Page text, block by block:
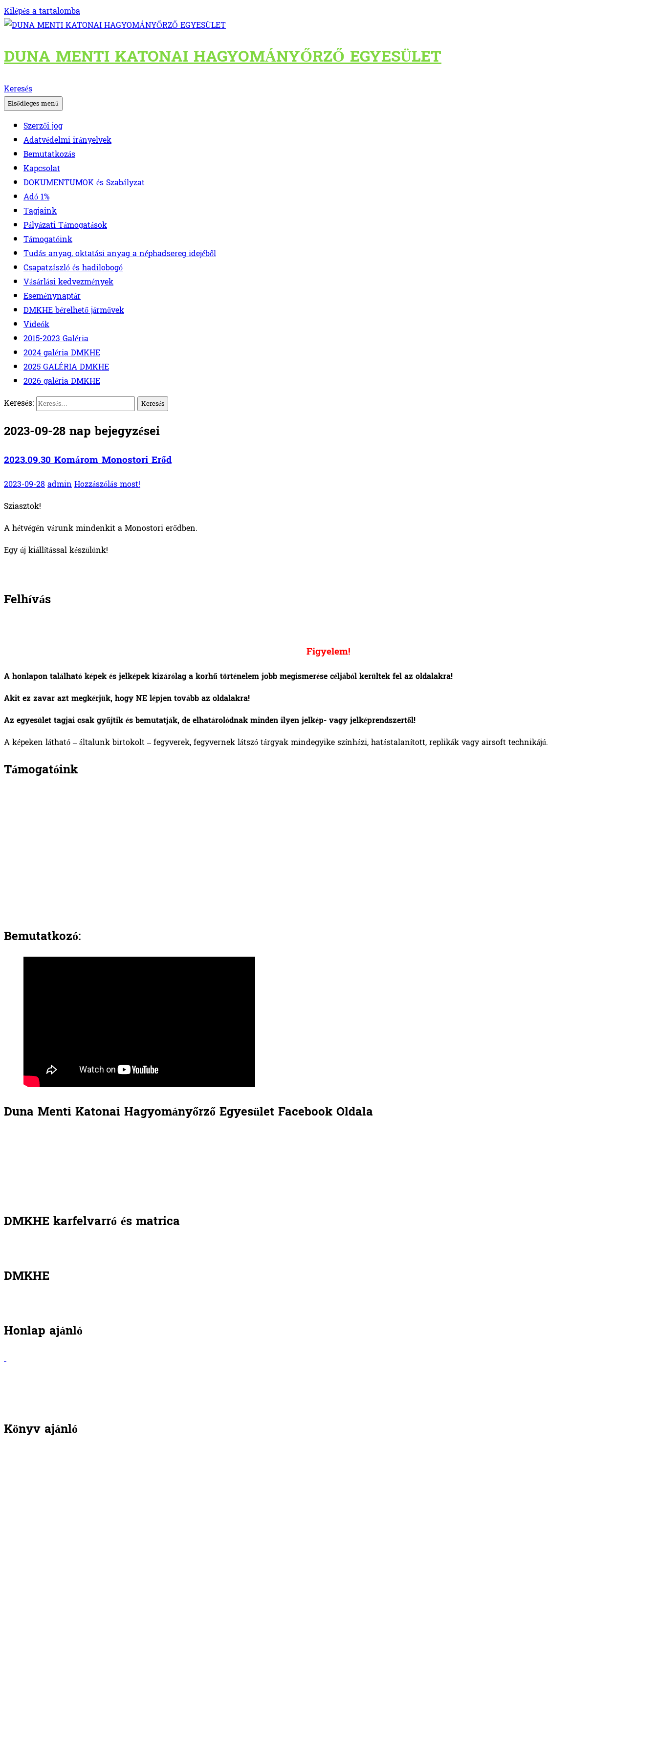
Kilépés a tartalomba
DUNA MENTI KATONAI HAGYOMÁNYŐRZŐ EGYESÜLET
Keresés
Elsődleges menü
Szerzői jog
Adatvédelmi irányelvek
Bemutatkozás
Kapcsolat
DOKUMENTUMOK és Szabályzat
Adó 1%
Tagjaink
Pályázati Támogatások
Támogatóink
Tudás anyag, oktatási anyag a néphadsereg idejéből
Csapatzászló és hadilobogó
Vásárlási kedvezmények
Eseménynaptár
DMKHE bérelhető járművek
Videók
2015-2023 Galéria
2024 galéria DMKHE
2025 GALÉRIA DMKHE
2026 galéria DMKHE
Keresés:
2023-09-28 nap bejegyzései
2023.09.30 Komárom Monostori Erőd
2023-09-28adminHozzászólás most!
Sziasztok!
A hétvégén várunk mindenkit a Monostori erődben.
Egy új kiállítással készülünk!
Felhívás
Figyelem!
A honlapon található képek és jelképek kizárólag a korhű történelem jobb megismerése céljából kerültek fel az oldalakra!
Akit ez zavar azt megkérjük, hogy NE lépjen tovább az oldalakra!
Az egyesület tagjai csak gyűjtik és bemutatják, de elhatárolódnak minden ilyen jelkép- vagy jelképrendszertől!
A képeken látható – általunk birtokolt – fegyverek, fegyvernek látszó tárgyak mindegyike színházi, hatástalanított, replikák vagy airsoft technikájú.
Támogatóink
Bemutatkozó:
Duna Menti Katonai Hagyományőrző Egyesület Facebook Oldala
DMKHE karfelvarró és matrica
DMKHE
Honlap ajánló
Könyv ajánló